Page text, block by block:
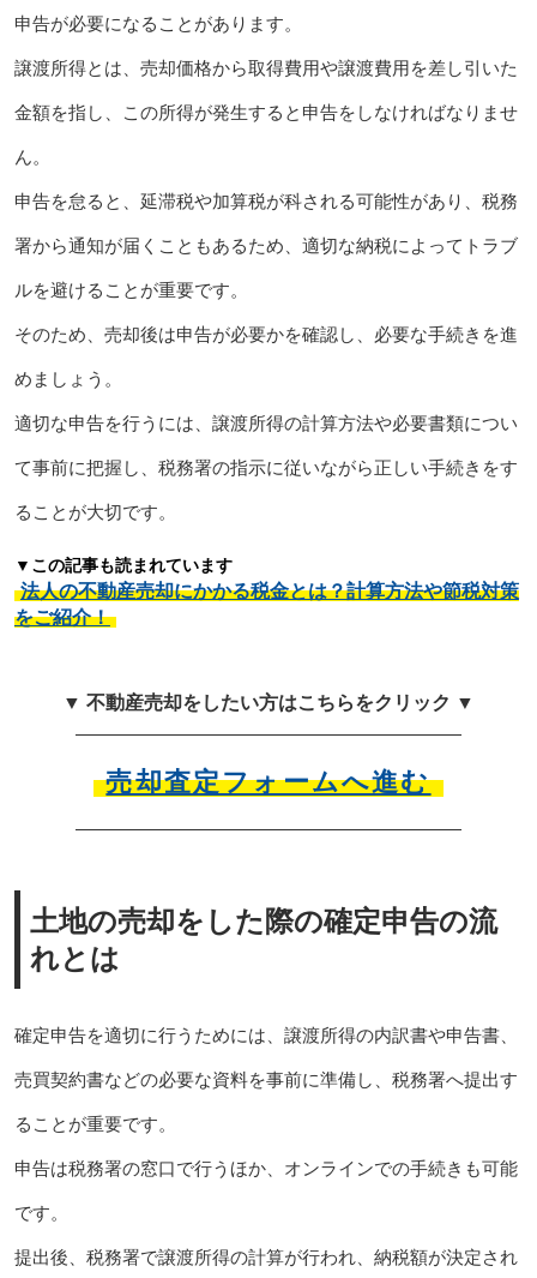
申告が必要になることがあります。
譲渡所得とは、売却価格から取得費用や譲渡費用を差し引いた
金額を指し、この所得が発生すると申告をしなければなりませ
ん。
申告を怠ると、延滞税や加算税が科される可能性があり、税務
署から通知が届くこともあるため、適切な納税によってトラブ
ルを避けることが重要です。
そのため、売却後は申告が必要かを確認し、必要な手続きを進
めましょう。
適切な申告を行うには、譲渡所得の計算方法や必要書類につい
て事前に把握し、税務署の指示に従いながら正しい手続きをす
ることが大切です。
▼この記事も読まれています
法人の不動産売却にかかる税金とは？計算方法や節税対策
をご紹介！
▼ 不動産売却をしたい方はこちらをクリック ▼
売却査定フォームへ進む
土地の売却をした際の確定申告の流
れとは
確定申告を適切に行うためには、譲渡所得の内訳書や申告書、
売買契約書などの必要な資料を事前に準備し、税務署へ提出す
ることが重要です。
申告は税務署の窓口で行うほか、オンラインでの手続きも可能
です。
提出後、税務署で譲渡所得の計算が行われ、納税額が決定され